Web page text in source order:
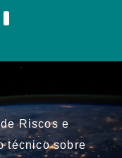
Riscos e
técnico sobre